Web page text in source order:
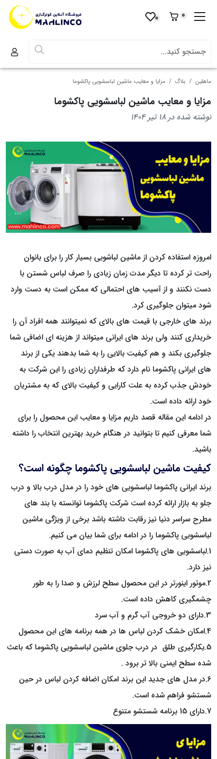
0
0
ماهلین بلاگ مزایا و معایب ماشین لباسشویی پاکشوما
مزایا و معایب ماشین لباسشویی پاکشوما
نوشته شده در 18 تیر 1404
امروزه استفاده کردن از ماشین لباشویی بسیار کار را برای بانوان
راحت تر کرده تا دیگر مدت زمان زیادی را صرف لباس شستن با
دست نکنند و از آسیب های احتمالی که ممکن است به دست وارد
شود میتوان جلوگیری کرد.
برند های خارجی با قیمت های بالای که نمیتوانند همه افراد آن را
خریداری کنند ولی برند های ایرانی میتواند از هزینه ای اضافی شما
جلوگیری بکند و هم کیفیت بالایی را به شما بدهند یکی از برند
های ایرانی پاکشوما نام دارد که طرفداران زیادی را این شرکت به
خودش جذب کرده به علت کارایی و کیفیت بالای که به مشتریان
خود ارائه داده است.
در ادامه این مقاله قصد داریم مزایا و معایب این محصول را برای
شما معرفی کنیم تا بتوانید در هنگام خرید بهترین انتخاب را داشته
باشید.
کیفیت ماشین لباسشویی پاکشوما چگونه است؟
برند ایرانی پاکشوما لباسشویی های خود را در مدل درب بالا و درب
جلو به بازار ارائه کرده است شرکت پاکشوما توانسته با بند های
مطرح سراسر دنیا نیز رقابت داشته باشد برخی از ویژگی ماشین
لباسشویی پاکشوما را در ادامه برای شما بیان می کنیم.
1.لباسشویی های پاکشوما امکان تنظیم دمای آب به صورت دستی
نیز دارد.
2.موتور اینورتر در این محصول سطح لرزش و صدا را به طور
چشمگیری کاهش داده است.
3.دارای دو خروجی آب گرم و آب سرد
4.امکان خشک کردن لباس ها در همه برنامه های این محصول
5.بکارگیری طلق در درب جلوی ماشین لباسشویی پاکشوما که باعث
شده سطح ایمنی بالا تر برود .
6.در مدل های جدید این برند امکان اضافه کردن لباس در حین
شستشو فراهم شده است.
7.دارای 15 برنامه شستشو متنوع